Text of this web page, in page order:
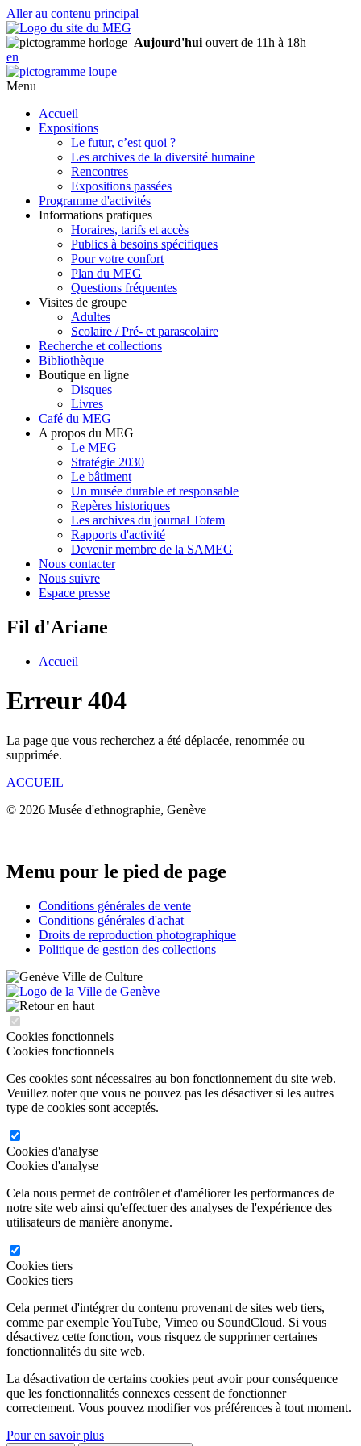
Aller au contenu principal
Aujourd'hui ouvert de 11h à 18h
en
Menu
Accueil
Expositions
Le futur, c’est quoi ?
Les archives de la diversité humaine
Rencontres
Expositions passées
Programme d'activités
Informations pratiques
Horaires, tarifs et accès
Publics à besoins spécifiques
Pour votre confort
Plan du MEG
Questions fréquentes
Visites de groupe
Adultes
Scolaire / Pré- et parascolaire
Recherche et collections
Bibliothèque
Boutique en ligne
Disques
Livres
Café du MEG
A propos du MEG
Le MEG
Stratégie 2030
Le bâtiment
Un musée durable et responsable
Repères historiques
Les archives du journal Totem
Rapports d'activité
Devenir membre de la SAMEG
Nous contacter
Nous suivre
Espace presse
Fil d'Ariane
Accueil
Erreur 404
La page que vous recherchez a été déplacée, renommée ou
supprimée.
ACCUEIL
© 2026 Musée d'ethnographie, Genève
Menu pour le pied de page
Conditions générales de vente
Conditions générales d'achat
Droits de reproduction photographique
Politique de gestion des collections
Cookies fonctionnels
Cookies fonctionnels
Ces cookies sont nécessaires au bon fonctionnement du site web.
Veuillez noter que vous ne pouvez pas les désactiver si les autres
type de cookies sont acceptés.
Cookies d'analyse
Cookies d'analyse
Cela nous permet de contrôler et d'améliorer les performances de
notre site web ainsi qu'effectuer des analyses de l'expérience des
utilisateurs de manière anonyme.
Cookies tiers
Cookies tiers
Cela permet d'intégrer du contenu provenant de sites web tiers,
comme par exemple YouTube, Vimeo ou SoundCloud. Si vous
désactivez cette fonction, vous risquez de supprimer certaines
fonctionnalités du site web.
La désactivation de certains cookies peut avoir pour conséquence
que les fonctionnalités connexes cessent de fonctionner
correctement. Vous pouvez modifier vos préférences à tout moment.
Pour en savoir plus